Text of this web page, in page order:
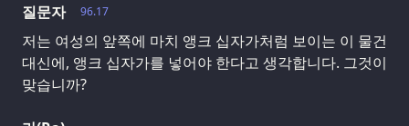
96.17
질문자
저는 여성의 앞쪽에 마치 앵크 십자가처럼 보이는 이 물건
대신에, 앵크 십자가를 넣어야 한다고 생각합니다. 그것이
맞습니까?